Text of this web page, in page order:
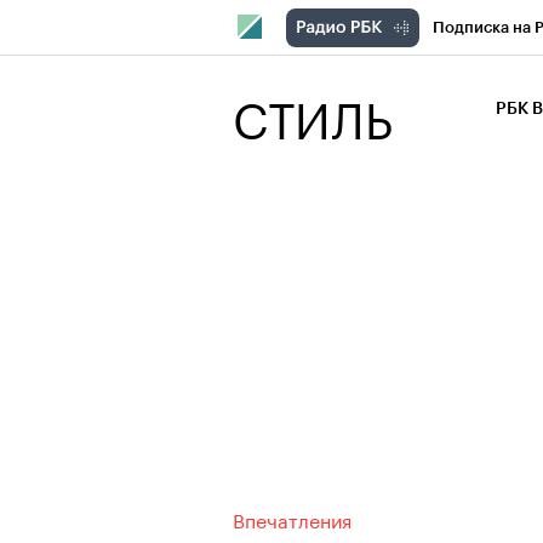
Подписка на
СТИЛЬ РБК
Впечатления